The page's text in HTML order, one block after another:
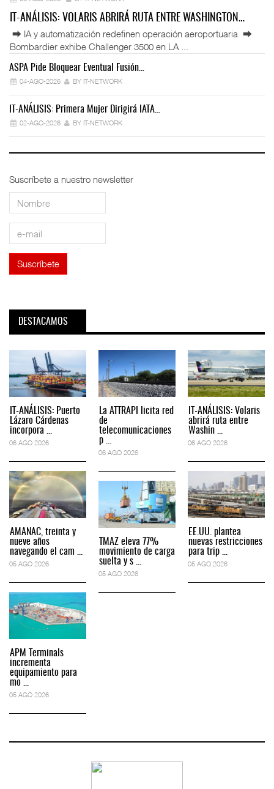
IT-ANÁLISIS: VOLARIS ABRIRÁ RUTA ENTRE WASHINGTON…
⮕ IA y automatización redefinen operación aeroportuaria ⮕
Bombardier exhibe Challenger 3500 en LA ...
ASPA Pide Bloquear Eventual Fusión…
04-AGO-2026 BY IT-NETWORK
IT-ANÁLISIS: Primera Mujer Dirigirá IATA…
02-AGO-2026 BY IT-NETWORK
Suscríbete a nuestro newsletter
DESTACAMOS
IT-ANÁLISIS: Puerto
Lázaro Cárdenas
incorpora ...
06 AGO 2026
AMANAC, treinta y
nueve años
navegando el cam ...
05 AGO 2026
APM Terminals
incrementa
equipamiento para
mo ...
05 AGO 2026
La ATTRAPI licita red
de
telecomunicaciones
p ...
06 AGO 2026
TMAZ eleva 77%
movimiento de carga
suelta y s ...
05 AGO 2026
IT-ANÁLISIS: Volaris
abrirá ruta entre
Washin ...
06 AGO 2026
EE.UU. plantea
nuevas restricciones
para trip ...
05 AGO 2026